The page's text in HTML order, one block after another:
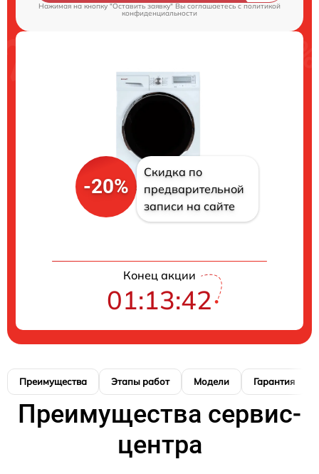
Нажимая на кнопку "Оставить заявку" Вы соглашаетесь cполитикой
конфиденциальности
-20%
Скидка по
предварительной
записи на сайте
Конец акции
01:13:41
Преимущества Этапы работ Модели Гарантия
Преимущества сервис-
центра